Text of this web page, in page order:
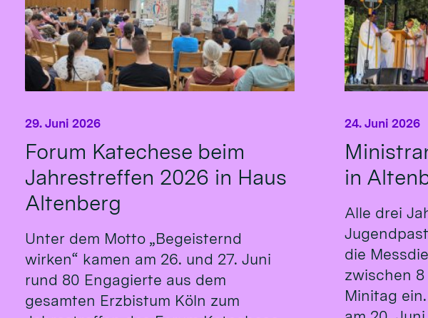
Forum Katechese beim
Jahrestreffen 2026 in Haus
Altenberg
29. Juni 2026
Unter dem Motto „Begeisternd
wirken“ kamen am 26. und 27. Juni
rund 80 Engagierte aus dem
gesamten Erzbistum Köln zum
in
24. Juni 2026
Alle drei
die
zwischen
Minitag